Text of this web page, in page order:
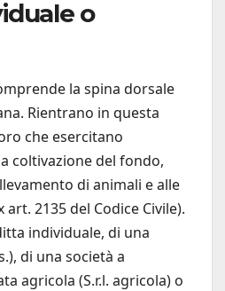
o
la spina dorsale
Rientrano in questa
che esercitano
coltivazione del fondo,
di animali e alle
2135 del Codice Civile).
individuale, di una
di una società a
agricola (S.r.l. agricola) o